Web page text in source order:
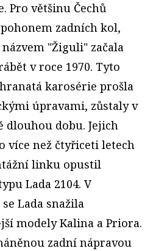
Pro většinu Čechů
zadních kol,
"Žiguli" začala
v roce 1970. Tyto
karosérie prošla
úpravami, zůstaly v
dlouhou dobu. Jejich
více než čtyřiceti letech
linku opustil
Lada 2104. V
Lada snažila
modely Kalina a Priora.
zadní nápravou